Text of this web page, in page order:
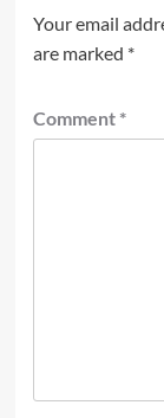
Your email
are marked *
Comment *